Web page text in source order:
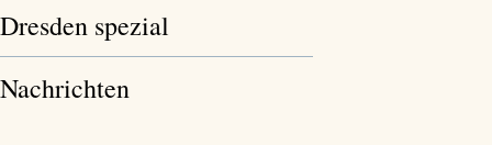
Dresden spezial
Nachrichten